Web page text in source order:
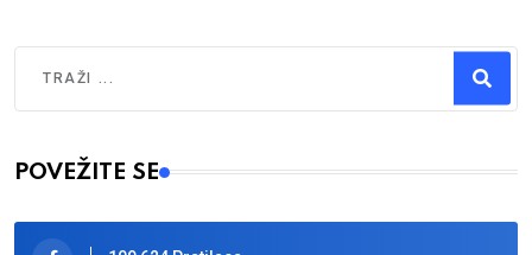
Type 2 or more characters for results.
POVEŽITE SE